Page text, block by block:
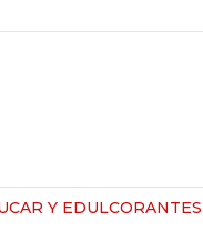
Y EDULCORANTES